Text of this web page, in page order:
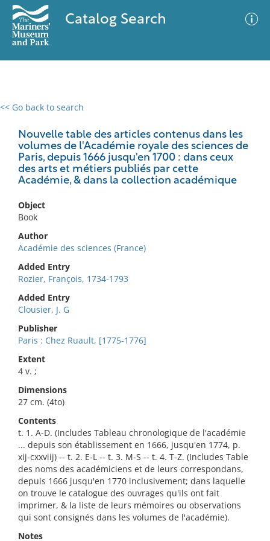
Catalog Search
<< Go back to search
Nouvelle table des articles contenus dans les
volumes de l'Académie royale des sciences de
Paris, depuis 1666 jusqu'en 1700 : dans ceux
des arts et métiers publiés par cette
Académie, & dans la collection académique
Object
Book
Author
Académie des sciences (France)
Added Entry
Rozier, François, 1734-1793
Added Entry
Clousier, J. G
Publisher
Paris : Chez Ruault, [1775-1776]
Extent
4 v. ;
Dimensions
27 cm. (4to)
Contents
t. 1. A-D. (Includes Tableau chronologique de l'académie
... depuis son établissement en 1666, jusqu'en 1774, p.
xij-cxxviij) -- t. 2. E-L -- t. 3. M-S -- t. 4. T-Z. (Includes Table
des noms des académiciens et de leurs correspondans,
depuis 1666 jusqu'en 1770 inclusivement; dans laquelle
on trouve le catalogue des ouvrages qu'ils ont fait
imprimer, & la liste de leurs mémoires ou observations
qui sont consignés dans les volumes de l'académie).
Notes
0 results
No results meet your criteria